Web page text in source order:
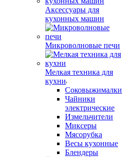
Аксессуары для
кухонных машин
Микроволновые печи
Мелкая техника для
кухни
Соковыжималки
Чайники
электрические
Измельчители
Миксеры
Мясорубка
Весы кухонные
Блендеры